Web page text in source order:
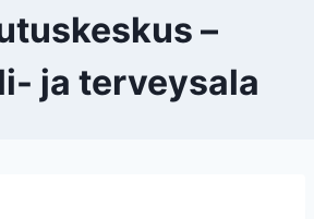
–
ja terveysala